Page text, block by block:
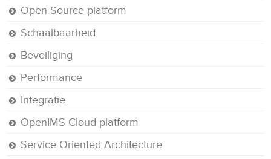
Open Source platform
Schaalbaarheid
Beveiliging
Performance
Integratie
OpenIMS Cloud platform
Service Oriented Architecture